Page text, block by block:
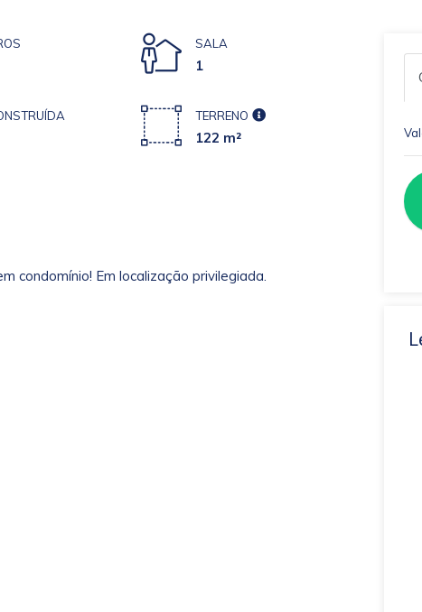
SALA
1
TERRENO
122 m²
condomínio! Em localização privilegiada.